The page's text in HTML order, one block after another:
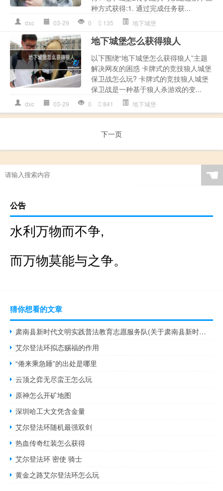
种方式获得:1. 通过完成任务获...
dxc 03-29 0 135 地下城堡
地下城堡怎么获得狼人
以下围绕“地下城堡怎么获得狼人”主题
解决网友的困惑 卡牌式的竞技狼人城堡
保卫战怎么玩? 卡牌式的竞技狼人城堡
保卫战是一种基于狼人杀游戏的变...
dxc 03-29 0 841 地下城堡
下一页
☚
公告
水利万物而不争,
而万物莫能与之争。
猜你想看的文章
肃南县新时代文明实践普法教育志愿服务队(关于肃南县新时代文明实践普法教育志愿服务队简述)
艾尔登法环拟态赐福的作用
“倦来乘急睡”的出处是哪里
云顶之弈无尽蛮王怎么玩
原神怎么开矿地图
深圳哈工大文凭含金量
艾尔登法环随机最强双剑
热血传奇红装怎么获得
艾尔登法环 密使 骑士
黄金之路艾尔登法环怎么玩